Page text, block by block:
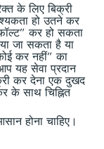
के लिए बिक्री
हो उतने कर
कर हो सकता
जा सकता है या
कर नहीं” का
यह सेवा प्रदान
कर देना एक दुखद
के साथ चिह्नित
होना चाहिए।